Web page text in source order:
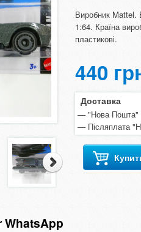
Виробник Mattel.
1:64. Країна
пластикові.
440
Доставка
"Нова Пошта"
Післяплата
WhatsApp